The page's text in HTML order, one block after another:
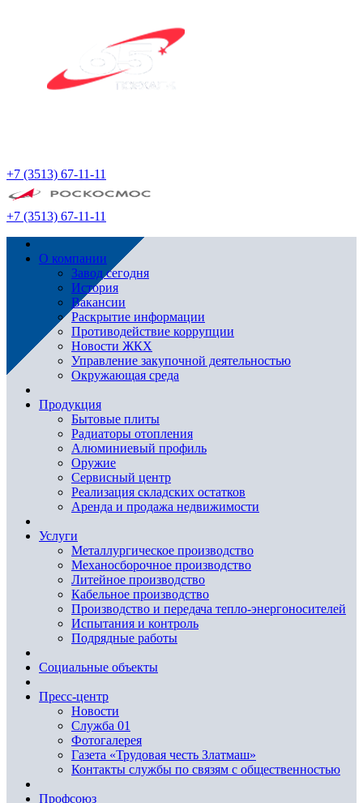
+7 (3513) 67-11-11
+7 (3513) 67-11-11
О компании
Завод сегодня
История
Вакансии
Раскрытие информации
Противодействие коррупции
Новости ЖКХ
Управление закупочной деятельностью
Окружающая среда
Продукция
Бытовые плиты
Радиаторы отопления
Алюминиевый профиль
Оружие
Сервисный центр
Реализация складских остатков
Аренда и продажа недвижимости
Услуги
Металлургическое производство
Механосборочное производство
Литейное производство
Кабельное производство
Производство и передача тепло-энергоносителей
Испытания и контроль
Подрядные работы
Социальные объекты
Пресс-центр
Новости
Служба 01
Фотогалерея
Газета «Трудовая честь Златмаш»
Контакты службы по связям с общественностью
Профсоюз